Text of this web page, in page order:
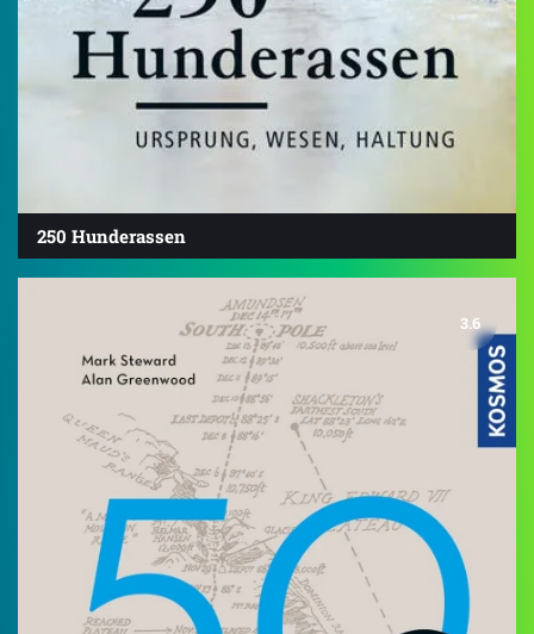
250 Hunderassen
3.6